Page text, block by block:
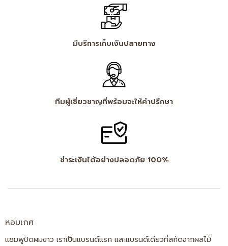
มีบริการเก็บเงินปลายทาง
ทีมผู้เชี่ยวชาญที่พร้อมจะให้คำปรึกษา
ชำระเงินได้อย่างปลอดภัย 100%
หอมเกศ
แชมพูปิดผมขาว เราเป็นแบรนด์แรก และแบรนด์เดียวที่สกัดจากผลไม้